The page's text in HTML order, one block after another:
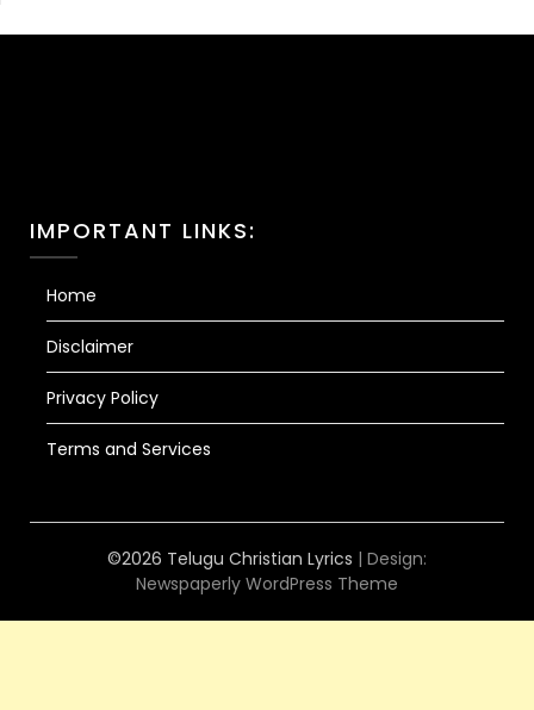
IMPORTANT LINKS:
Home
Disclaimer
Privacy Policy
Terms and Services
©2026 Telugu Christian Lyrics | Design:
Newspaperly WordPress Theme